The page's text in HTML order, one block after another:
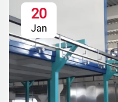
20
Jan